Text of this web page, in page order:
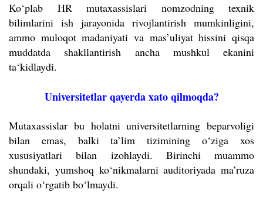
Ko‘plab HR mutaxassislari nomzodning texnik
bilimlarini ish jarayonida rivojlantirish mumkinligini,
ammo muloqot madaniyati va mas’uliyat hissini qisqa
muddatda shakllantirish ancha mushkul ekanini
ta‘kidlaydi.
Universitetlar qayerda xato qilmoqda?
Mutaxassislar bu holatni universitetlarning beparvoligi
bilan emas, balki ta’lim tizimining o‘ziga xos
xususiyatlari bilan izohlaydi. Birinchi muammo
shundaki, yumshoq ko‘nikmalarni auditoriyada ma’ruza
orqali o‘rgatib bo‘lmaydi.